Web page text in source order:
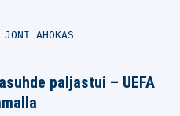
JONI AHOKAS
paljastui – UEFA